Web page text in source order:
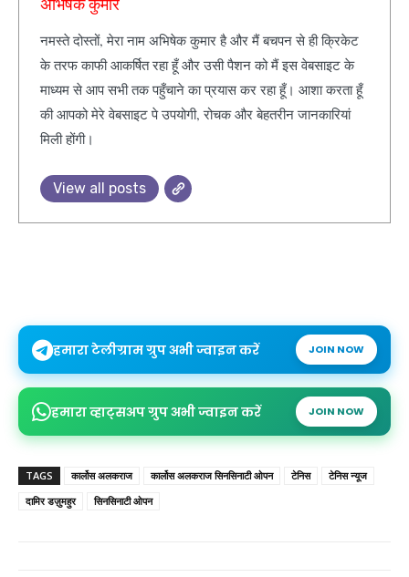
अभिषेक कुमार
नमस्ते दोस्तों, मेरा नाम अभिषेक कुमार है और मैं बचपन से ही क्रिकेट
के तरफ काफी आकर्षित रहा हूँ और उसी पैशन को मैं इस वेबसाइट के
माध्यम से आप सभी तक पहुँचाने का प्रयास कर रहा हूँ। आशा करता हूँ
की आपको मेरे वेबसाइट पे उपयोगी, रोचक और बेहतरीन जानकारियां
मिली होंगी।
View all posts
हमारा टेलीग्राम ग्रुप अभी ज्वाइन करें JOIN NOW
हमारा व्हाट्सअप ग्रुप अभी ज्वाइन करें JOIN NOW
TAGS कार्लोस अलकराज कार्लोस अलकराज सिनसिनाटी ओपन टेनिस
टेनिस न्यूज
दामिर डज़ुमहुर
सिनसिनाटी ओपन